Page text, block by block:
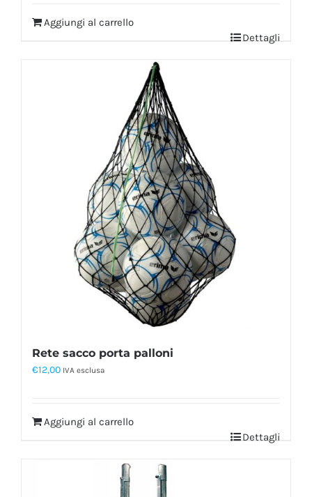
Aggiungi al carrello
Dettagli
Rete sacco porta palloni
€12,00 IVA esclusa
Aggiungi al carrello
Dettagli